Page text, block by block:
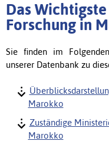
Das
Forschung in
Sie finden im
unserer Datenbank zu
Marokko
Zuständige
Marokko